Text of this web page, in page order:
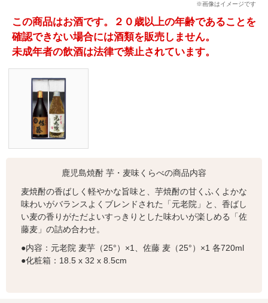
※画像はイメージです
この商品はお酒です。２０歳以上の年齢であることを
確認できない場合には酒類を販売しません。
未成年者の飲酒は法律で禁止されています。
鹿児島焼酎 芋・麦味くらべの商品内容
麦焼酎の香ばしく軽やかな旨味と、芋焼酎の甘くふくよかな
味わいがバランスよくブレンドされた「元老院」と、香ばし
い麦の香りがただよいすっきりとした味わいが楽しめる「佐
藤麦」の詰め合わせ。
●内容：元老院 麦芋（25°）×1、佐藤 麦（25°）×1 各720ml
●化粧箱：18.5 x 32 x 8.5cm